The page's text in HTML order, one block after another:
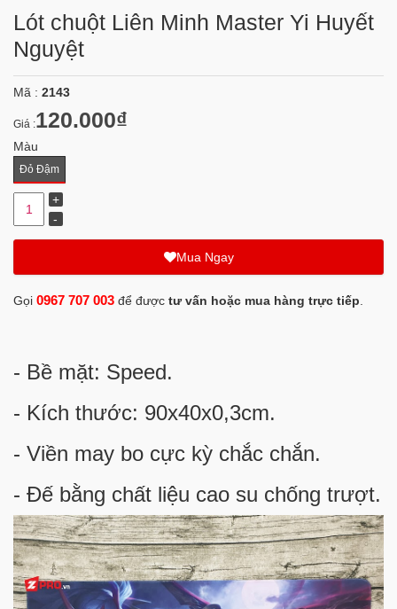
Lót chuột Liên Minh Master Yi Huyết
Nguyệt
Mã : 2143
Giá :120.000₫
Màu
Đỏ Đậm
Mua Ngay
Gọi 0967 707 003 để được tư vấn hoặc mua hàng trực tiếp
- Bề mặt: Speed.
- Kích thước: 90x40x0,3cm.
- Viền may bo cực kỳ chắc chắn.
- Đế bằng chất liệu cao su chống trượt.